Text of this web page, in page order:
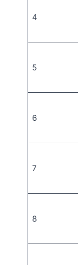
4
5
6
7
8